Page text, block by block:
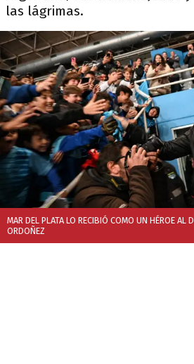
las lágrimas.
MAR DEL PLATA LO RECIBIÓ COMO UN HÉROE AL
ORDOÑEZ